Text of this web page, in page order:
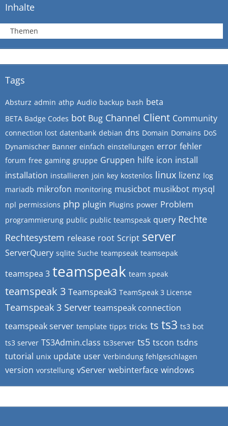
Inhalte
Themen
Tags
Absturz admin athp Audio backup bash beta
BETA Badge Codes bot Bug Channel Client Community
connection lost datenbank debian dns Domain Domains DoS
Dynamischer Banner einfach einstellungen error fehler
forum free gaming gruppe Gruppen hilfe icon install
installation installieren join key kostenlos linux lizenz log
mariadb mikrofon monitoring musicbot musikbot mysql
npl permissions php plugin Plugins power Problem
programmierung public public teamspeak query Rechte
Rechtesystem release root Script server
ServerQuery sqlite Suche teampseak teamsepak
teamspea 3 teamspeak team speak
teamspeak 3 Teamspeak3 TeamSpeak 3 License
Teamspeak 3 Server teamspeak connection
teamspeak server template tipps tricks ts ts3 ts3 bot
ts3 server TS3Admin.class ts3server ts5 tscon tsdns
tutorial unix update user Verbindung fehlgeschlagen
version vorstellung vServer webinterface windows